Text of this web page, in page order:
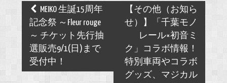
Post
navigation
MEIKO 生誕15周年
記念祭 ～Fleur rouge
～ チケット先行抽
選販売9/1(日)まで
受付中！
【その他（お知ら
せ）】「千葉モノ
レール×初音ミ
ク」コラボ情報！
特別車両やコラボ
グッズ、マジカル